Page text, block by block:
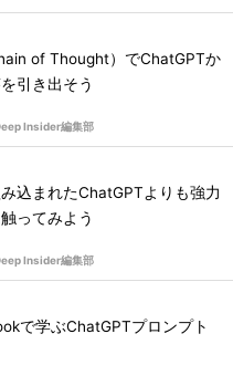
of Thought）でChatGPTか
引き出そう
Insider編集部
込まれたChatGPTよりも強力
ってみよう
Insider編集部
で学ぶChatGPTプロンプト